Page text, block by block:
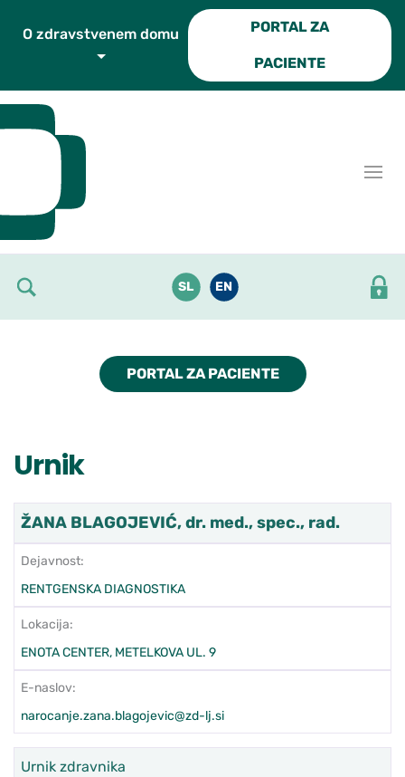
PORTAL ZA
PACIENTE
SL EN
PORTAL ZA PACIENTE
Urnik
ŽANA BLAGOJEVIĆ, dr. med., spec., rad.
Dejavnost:
RENTGENSKA DIAGNOSTIKA
Lokacija:
ENOTA CENTER, METELKOVA UL. 9
E-naslov:
narocanje.zana.blagojevic@zd-lj.si
Urnik zdravnika